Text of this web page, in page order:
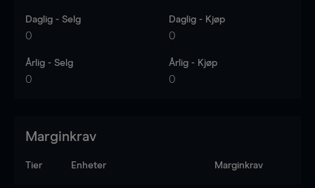
Daglig - Selg
0
Daglig - Kjøp
0
Årlig - Selg
0
Årlig - Kjøp
0
Marginkrav
Tier Enheter Marginkrav